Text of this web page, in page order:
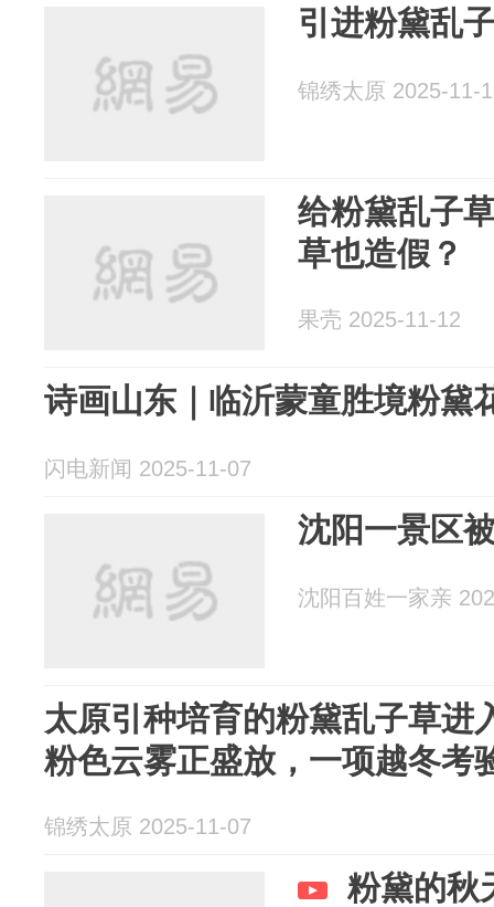
引进粉黛乱
锦绣太原 2025-11-
给粉黛乱子
草也造假？
果壳 2025-11-12
诗画山东｜临沂蒙童胜境粉黛
闪电新闻 2025-11-07
沈阳一景区
沈阳百姓一家亲
太原引种培育的粉黛乱子草进
粉色云雾正盛放，一项越冬考
锦绣太原 2025-11-07
粉黛的秋